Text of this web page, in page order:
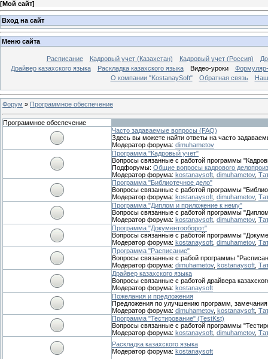
[Мой сайт]
Вход на сайт
Меню сайта
Расписание Кадровый учет (Казахстан) Кадровый учет (Россия)
Драйвер казахского языка
Раскладка казахского языка Видео-уроки
Формуляр-
О компании "KostanaySoft"
Обратная связь
Форум » Программное обеспечение
Программное обеспечение
Часто задаваемые вопросы (FAQ)
Здесь вы можете найти ответы на часто
Модератор форума: dimuhametov
Программа "Кадровый учет"
Вопросы связанные с работой программы
Подфорумы: Общие вопросы кадрового
Модератор форума: kostanaysoft dimuhametov,
Программа "Библиотечное дело"
Вопросы связанные с работой программы
Модератор форума: kostanaysoft dimuhametov,
Программа "Диплом и приложение к нему"
Вопросы связанные с работой программы
Модератор форума: kostanaysoft dimuhametov,
Программа "Документооборот"
Вопросы связанные с работой программы
Модератор форума: kostanaysoft dimuhametov,
Программа "Расписание"
Вопросы связанные с рабой программы
Модератор форума: dimuhametov, kostanaysoft
Драйвер казахского языка
Вопросы связанные с работой драйвера
Модератор форума: kostanaysoft
Пожелания и предложения
Предложения по улучшению программ,
Модератор форума: dimuhametov, kostanaysoft
Программа "Тестирование" (TestKst)
Вопросы связанные с работой программы
Модератор форума: kostanaysoft dimuhametov,
Раскладка казахского языка
Модератор форума: kostanaysoft